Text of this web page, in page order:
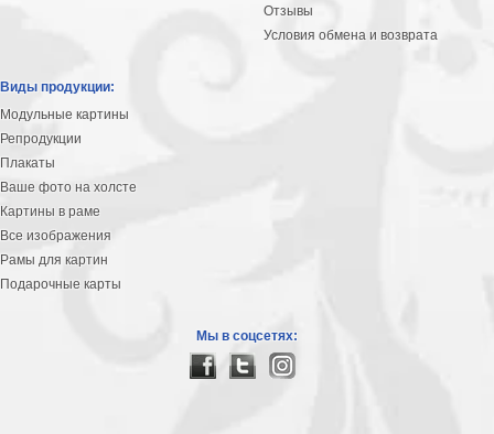
Отзывы
Условия обмена и возврата
Виды продукции:
Модульные картины
Репродукции
Плакаты
Ваше фото на холсте
Картины в раме
Все изображения
Рамы для картин
Подарочные карты
Мы в соцсетях: